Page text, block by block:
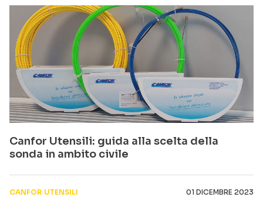
Canfor Utensili: guida alla scelta della
sonda in ambito civile
CANFOR UTENSILI 01 DICEMBRE 2023